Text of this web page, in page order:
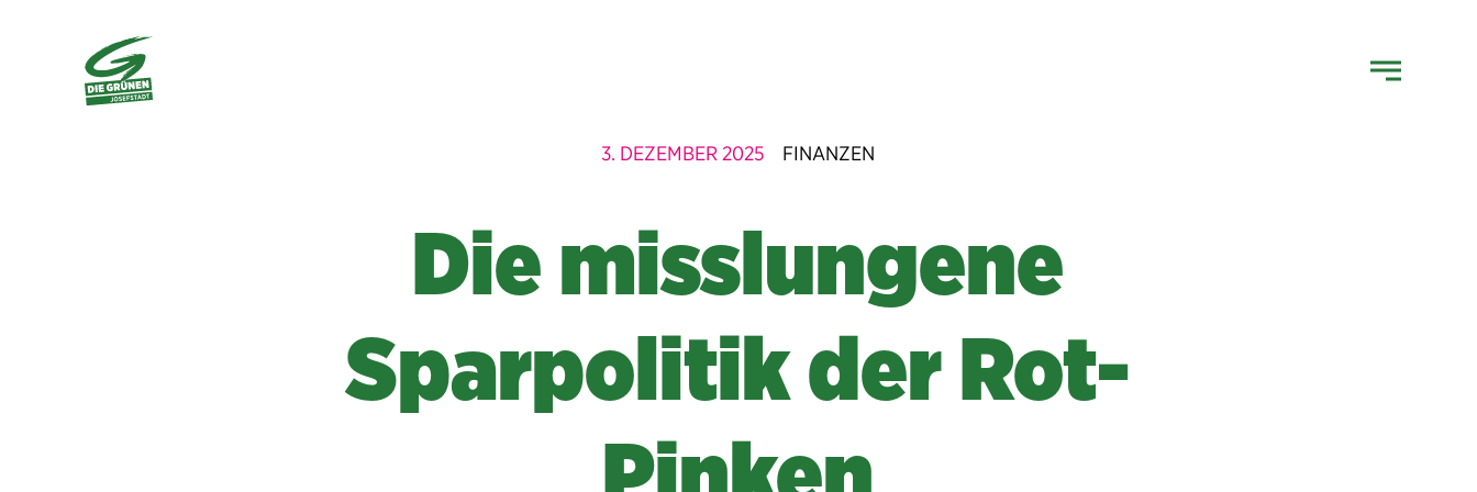
3. DEZEMBER 2025 FINANZEN
Die misslungene
Sparpolitik der Rot-